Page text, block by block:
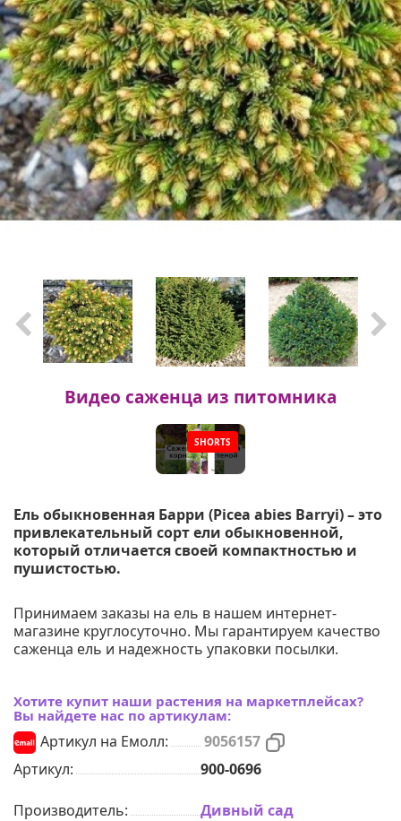
Видео саженца из питомника
SHORTS
Ель обыкновенная Барри (Picea abies Barryi) – это
привлекательный сорт ели обыкновенной,
который отличается своей компактностью и
пушистостью.
Принимаем заказы на ель в нашем интернет-
магазине круглосуточно. Мы гарантируем качество
саженца ель и надежность упаковки посылки.
Хотите купит наши растения на маркетплейсах?
Вы найдете нас по артикулам:
Артикул на Емолл:
9056157
Артикул:
900-0696
Производитель:
Дивный сад